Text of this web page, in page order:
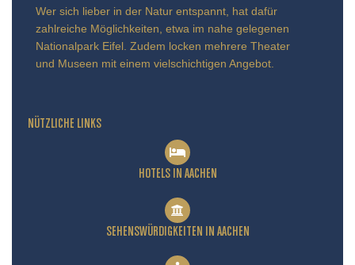
Wer sich lieber in der Natur entspannt, hat dafür
zahlreiche Möglichkeiten, etwa im nahe gelegenen
Nationalpark Eifel. Zudem locken mehrere Theater
und Museen mit einem vielschichtigen Angebot.
NÜTZLICHE LINKS
HOTELS IN AACHEN
SEHENSWÜRDIGKEITEN IN AACHEN